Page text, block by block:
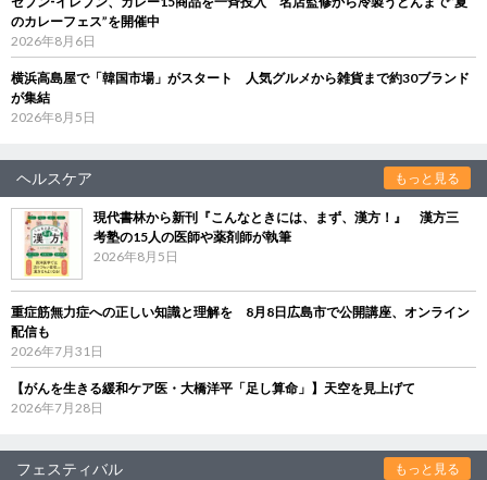
のカレーフェス”を開催中
2026年8月6日
横浜高島屋で「韓国市場」がスタート 人気グルメから雑貨まで約30ブランド
が集結
2026年8月5日
ヘルスケア もっと見る
現代書林から新刊『こんなときには、まず、漢方！』 漢方三
考塾の15人の医師や薬剤師が執筆
2026年8月5日
重症筋無力症への正しい知識と理解を 8月8日広島市で公開講座、オンライン
配信も
2026年7月31日
【がんを生きる緩和ケア医・大橋洋平「足し算命」】天空を見上げて
2026年7月28日
フェスティバル もっと見る